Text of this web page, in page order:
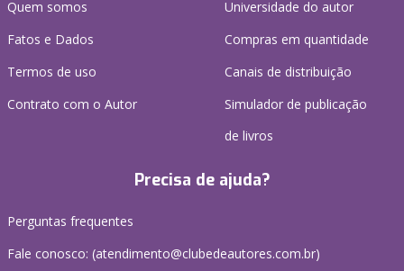
Quem somos
Fatos e Dados
Termos de uso
Contrato com o Autor
Universidade do autor
Compras em quantidade
Canais de distribuição
Simulador de publicação
de livros
Precisa de ajuda?
Perguntas frequentes
Fale conosco: (atendimento@clubedeautores.com.br)